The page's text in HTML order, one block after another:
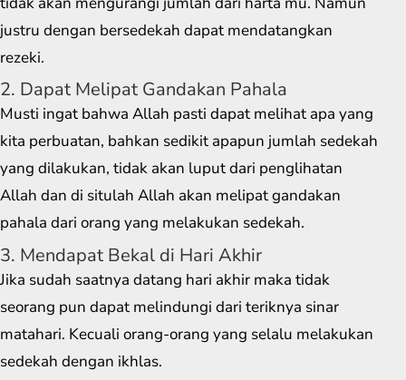
justru dengan bersedekah dapat mendatangkan
rezeki.
2. Dapat Melipat Gandakan Pahala
Musti ingat bahwa Allah pasti dapat melihat apa yang
kita perbuatan, bahkan sedikit apapun jumlah sedekah
yang dilakukan, tidak akan luput dari penglihatan
Allah dan di situlah Allah akan melipat gandakan
pahala dari orang yang melakukan sedekah.
3. Mendapat Bekal di Hari Akhir
Jika sudah saatnya datang hari akhir maka tidak
seorang pun dapat melindungi dari teriknya sinar
matahari. Kecuali orang-orang yang selalu melakukan
sedekah dengan ikhlas.